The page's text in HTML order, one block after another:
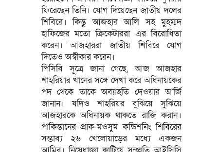
ফিরেছেন তিনি। যোগ দিয়েছেন জাতীয় দলের
শিবিরে। কিন্তু আজহার আলি সহ মুহম্মদ
হাফিজের মতো ক্রিকেটাররা এর বিরোধিতা
করেন। আজহাররা জাতীয় শিবিরে যোগ
দিতেও অস্বীকার করেন।
পিসিবি সূত্রে জানা গেছে, আজ আজহার
শাহরিয়ার খানের সঙ্গে দেখা করে অধিনায়কের
পদ থেকে তাকে অব্যাহতি দেওয়ার আর্জি
জানান। যদিও শাহরিয়র বুঝিয়ে সুঝিয়ে
আজহারকে অধিনায়ক থাকতে রাজি করান।
পাকিন্তানের প্রাক-মওসুম কন্ডিশনিং শিবিরের
সম্ভাব্য ২৬ খেলোয়াড়ের মধ্যে একজন